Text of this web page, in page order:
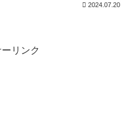
2024.07.20
リンク